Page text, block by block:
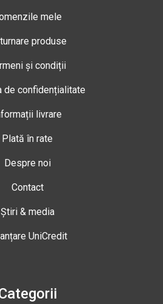
mele
produse
și condiții
de confidențialitate
livrare
Plată în rate
Despre noi
Contact
Știri & media
UniCredit